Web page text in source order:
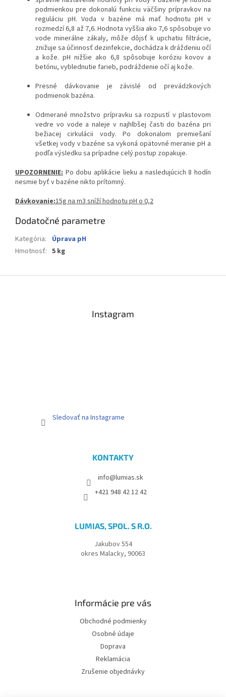
podmienkou pre dokonalú funkciu väčšiny prípravkov na
reguláciu pH. Voda v bazéne má mať hodnotu pH v
rozmedzí 6,8 až 7,6. Hodnota vyššia ako 7,6 spôsobuje vo
vode minerálne zákaly, môže dôjsť k upchatiu filtrácie,
znižuje sa účinnosť dezinfekcie, dochádza k dráždeniu očí
a kože. pH nižšie ako 6,8 spôsobuje koróziu kovov a
betónu, vyblednutie farieb, podráždenie očí aj kože.
Presné dávkovanie je závislé od prevádzkových
podmienok bazéna.
Odmerané množstvo prípravku sa rozpustí v plastovom
vedre vo vode a naleje v najhlbšej časti do bazéna pri
bežiacej cirkulácii vody. Po dokonalom premiešaní
všetkej vody v bazéne sa vykoná opätovné meranie pH a
podľa výsledku sa prípadne celý postup zopakuje.
UPOZORNENIE: Po dobu aplikácie lieku a nasledujúcich 8 hodín
nesmie byť v bazéne nikto prítomný.
Dávkovanie:15g na m3 sníží hodnotu pH o 0,2
Dodatočné parametre
Kategória:
Úprava pH
Hmotnosť: 5 kg
Instagram
Sledovať na Instagrame
KONTAKTY
info@lumias.sk
+421 948 42 12 42
LUMIAS, SPOL. S R.O.
Jakubov 554
okres Malacky, 90063
Informácie pre vás
Obchodné podmienky
Osobné údaje
Doprava
Reklamácia
Zrušenie objednávky